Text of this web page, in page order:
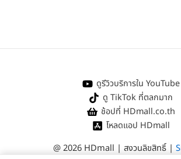
ดูรีวิวบริการใน YouTube
ดู TikTok ที่ตลกมาก
ช้อปที่ HDmall.co.th
โหลดแอป HDmall
@ 2026 HDmall | สงวนลิขสิทธิ์ |